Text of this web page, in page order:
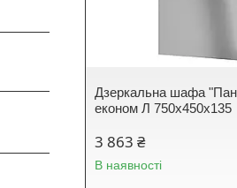
Дзеркальна шафа
економ Л 750х450х135
3 863 ₴
В наявності